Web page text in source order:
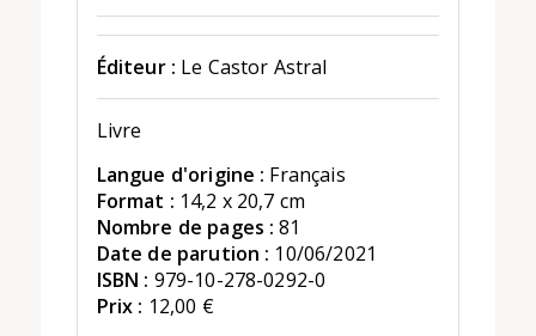
Éditeur : Le Castor Astral
Livre
Langue d'origine : Français
Format : 14,2 x 20,7 cm
Nombre de pages : 81
Date de parution : 10/06/2021
ISBN : 979-10-278-0292-0
Prix : 12,00 €